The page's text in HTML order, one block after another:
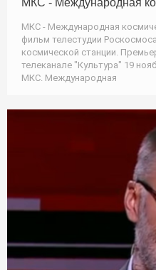
МКС - Международная
МКС - Международная
фильм телестудии
космической станции.
телеканале "Культура" 19
МКС. Международная